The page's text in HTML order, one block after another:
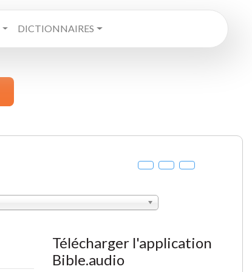
DICTIONNAIRES
Télécharger l'application
Bible.audio